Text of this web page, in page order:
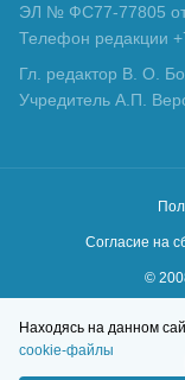
ЭЛ № ФС77-77805 от
Телефон редакции
Гл. редактор В. О.
Учредитель А.П.
Согласие на
©
Находясь на данном
cookie-файлы